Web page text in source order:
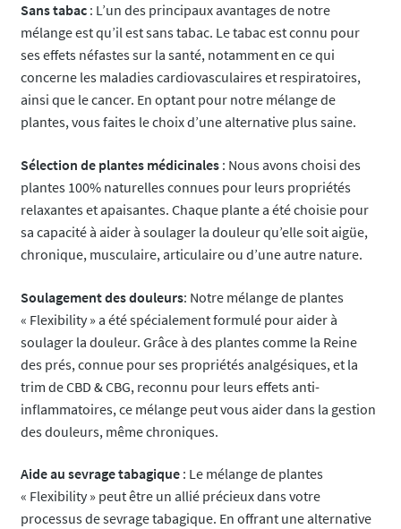
Sans tabac: L’un des principaux avantages de notre
mélange est qu’il est sans tabac. Le tabac est connu pour
ses effets néfastes sur la santé, notamment en ce qui
concerne les maladies cardiovasculaires et respiratoires,
ainsi que le cancer. En optant pour notre mélange de
plantes, vous faites le choix d’une alternative plus saine.
Sélection de plantes médicinales: Nous avons choisi des
plantes 100% naturelles connues pour leurs propriétés
relaxantes et apaisantes. Chaque plante a été choisie pour
sa capacité à aider à soulager la douleur qu’elle soit aigüe,
chronique, musculaire, articulaire ou d’une autre nature.
Soulagement des douleurs: Notre mélange de plantes
« Flexibility » a été spécialement formulé pour aider à
soulager la douleur. Grâce à des plantes comme la Reine
des prés, connue pour ses propriétés analgésiques, et la
trim de CBD & CBG, reconnu pour leurs effets anti-
inflammatoires, ce mélange peut vous aider dans la gestion
des douleurs, même chroniques.
Aide au sevrage tabagique: Le mélange de plantes
« Flexibility » peut être un allié précieux dans votre
processus de sevrage tabagique. En offrant une alternative